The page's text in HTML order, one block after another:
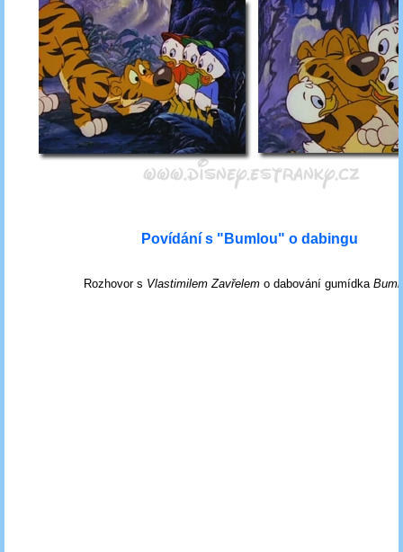
Povídání s "Bumlou" o dabingu
Rozhovor s Vlastimilem Zavřelemo dabování gumídka